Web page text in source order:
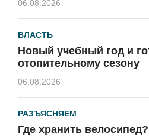
06.08.2026
ВЛАСТЬ
Новый учебный год и
отопительному сезону
06.08.2026
РАЗЪЯСНЯЕМ
Где хранить велосипед?